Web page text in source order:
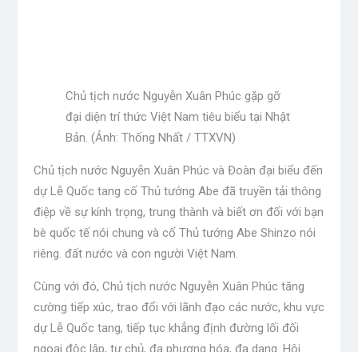
Chủ tịch nước Nguyễn Xuân Phúc gặp gỡ
đại diện trí thức Việt Nam tiêu biểu tại Nhật
Bản. (Ảnh: Thống Nhất / TTXVN)
Chủ tịch nước Nguyễn Xuân Phúc và Đoàn đại biểu đến
dự Lễ Quốc tang cố Thủ tướng Abe đã truyền tải thông
điệp về sự kính trọng, trung thành và biết ơn đối với bạn
bè quốc tế nói chung và cố Thủ tướng Abe Shinzo nói
riêng. đất nước và con người Việt Nam.
Cùng với đó, Chủ tịch nước Nguyễn Xuân Phúc tăng
cường tiếp xúc, trao đổi với lãnh đạo các nước, khu vực
dự Lễ Quốc tang, tiếp tục khẳng định đường lối đối
ngoại độc lập, tự chủ, đa phương hóa, đa dạng. Hội